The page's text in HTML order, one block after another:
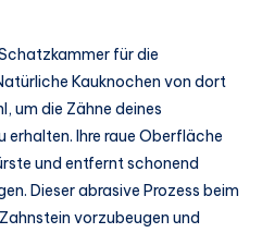
für die
Kauknochen von dort
um die Zähne deines
erhalten. Ihre raue Oberfläche
und entfernt schonend
Dieser abrasive Prozess beim
vorzubeugen und